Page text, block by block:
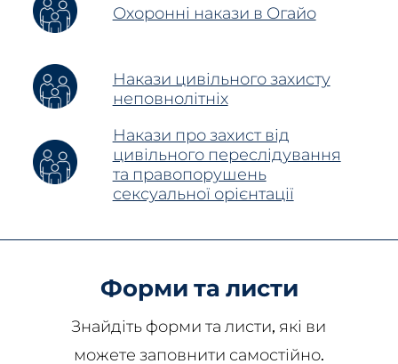
Охоронні накази в Огайо
Накази цивільного захисту
неповнолітніх
Накази про захист від
цивільного переслідування
та правопорушень
сексуальної орієнтації
Форми та листи
Знайдіть форми та листи, які ви
можете заповнити самостійно.